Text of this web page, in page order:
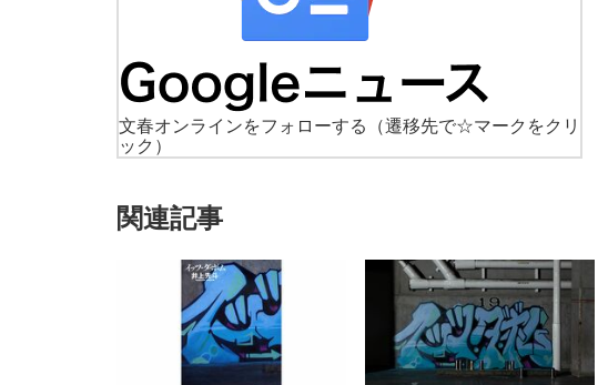
文春オンラインをフォローする
（遷移先で☆マークをクリ
ック）
関連記事